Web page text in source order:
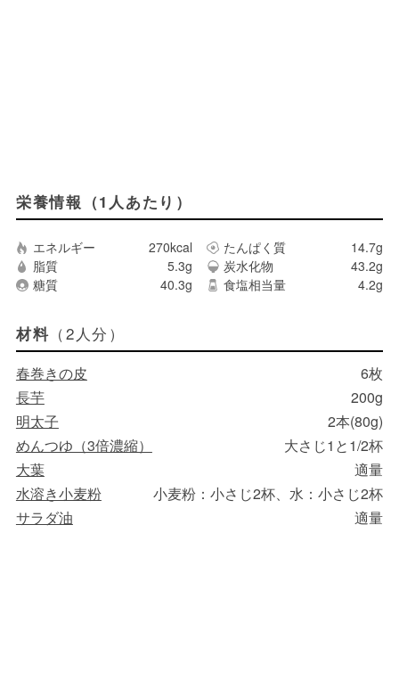
栄養情報（1人あたり）
エネルギー 270kcal たんぱく質
14.7g
脂質
5.3g 炭水化物
43.2g
糖質
40.3g 食塩相当量 4.2g
材料 （2人分）
春巻きの皮
6枚
長芋
200g
明太子
2本(80g)
めんつゆ（3倍濃縮）
大さじ1と1/2杯
大葉
適量
水溶き小麦粉
小麦粉：小さじ2杯、水：小さじ2杯
サラダ油
適量